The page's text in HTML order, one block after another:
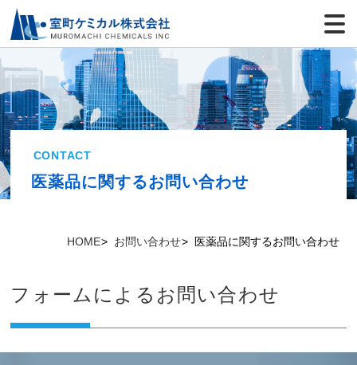
HOME お問い合わせ 医薬品に関するお問い合わせ
CONTACT
医薬品に関するお問い合わせ
フォームによるお問い合わせ